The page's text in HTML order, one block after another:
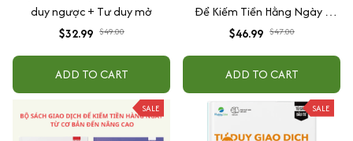
duy ngược + Tư duy mở
$32.99 $49.00
ADD TO CART
Để Kiếm Tiền Hằng Ngày -
Trên Thị Trường Chứng
$46.99 $47.00
ADD TO CART
SALE SALE